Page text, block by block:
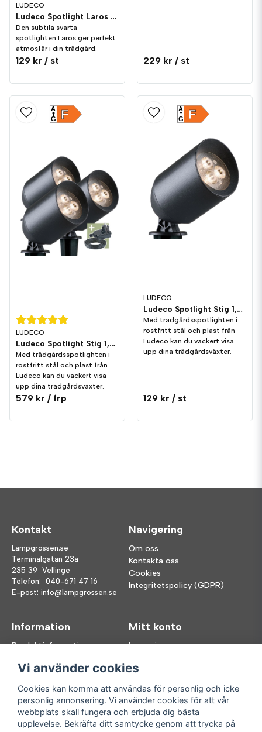
LUDECO
Ludeco Spotlight Laros 1,0W 90lm IP44
Den subtila svarta
spotlighten Laros ger perfekt
atmosfär i din trädgård.
129 kr / st 229 kr / st
LUDECO
Ludeco Spotlight Stig 1,5W 150lm IP44 3-pack
Med trädgårdsspotlighten i
rostfritt stål och plast från
Ludeco kan du vackert visa
upp dina trädgårdsväxter.
579 kr / frp
F
A
G
LUDECO
Ludeco Spotlight Stig 1,5W 150lm IP44
Med trädgårdsspotlighten i
rostfritt stål och plast från
Ludeco kan du vackert visa
upp dina trädgårdsväxter.
129 kr / st
F
A
G
Kontakt
Lampgrossen.se
Terminalgatan 23a
235 39 Vellinge
Telefon: 040-671 47 16
E-post: info@lampgrossen.se
Navigering
Om oss
Kontakta oss
Cookies
Integritetspolicy (GDPR)
Information
Produktinformation
FAQ
Mitt konto
Logga in
Glömt lösenord?
Följ oss
Facebook
Handla enkelt
Vi använder cookies
Cookies kan komma att användas för personlig och icke
personlig annonsering. Vi använder cookies för att vår
webbplats skall fungera och erbjuda dig bästa
upplevelse. Bekräfta ditt samtycke genom att trycka på